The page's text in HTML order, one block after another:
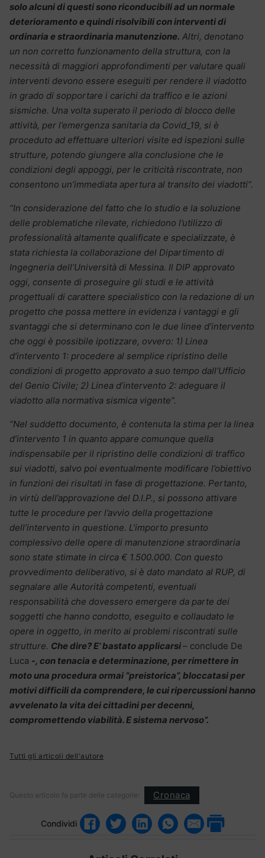
solo alcuni di questi sono riconducibili ad un normale
deterioramento e quindi risolvibili con interventi di
ordinaria e straordinaria manutenzione. Altri, denotano
un non corretto funzionamento della struttura, con la
necessità di maggiori approfondimenti per valutare quali
interventi devono essere eseguiti per rendere il viadotto
in grado di sopportare i carichi da traffico e le azioni
sismiche. Una volta superato il periodo di blocco delle
attività, per l’emergenza sanitaria da Covid_19, si è
proceduto ad effettuare ulteriori visite ed ispezioni sulle
strutture, potendo giungere alla conclusione che le
condizioni degli appoggi, per le criticità riscontrate, non
consentono un’immediata apertura al transito dei viadotti”.
“In considerazione del fatto che lo studio e la soluzione
delle problematiche rilevate, richiedono l’utilizzo di
professionalità altamente qualificate e specializzate, è
stata richiesta la collaborazione del Dipartimento di
Ingegneria dell’Università di Messina. Il DIP approvato
oggi, consente di proseguire gli studi e le attività
progettuali di carattere specialistico con la redazione di un
progetto che possa mettere in evidenza i vantaggi e gli
svantaggi che si determinano con le due linee d’intervento
che oggi è possibile ipotizzare, ovvero: 1) Linea
d’intervento 1: procedere al semplice ripristino delle
condizioni di progetto approvato a suo tempo dall’Ufficio
del Genio Civile; 2) Linea d’intervento 2: adeguare il
viadotto alla normativa sismica vigente”.
“Nel suddetto documento, è contenuta la stima per la linea
d’intervento 1 in quanto appare comunque quella
indispensabile per il ripristino delle condizioni di traffico
sui viadotti, salvo poi eventualmente modificare l’obiettivo
in funzioni dei risultati in fase di progettazione. Pertanto,
in virtù dell’approvazione del D.I.P., si possono attivare
tutte le procedure per l’avvio della progettazione
dell’intervento in questione. L’importo presunto
complessivo delle opere di manutenzione straordinaria
sono state stimate in circa € 1.500.000. Con questo
provvedimento deliberativo, si è dato mandato al RUP, di
segnalare alle Autorità competenti, eventuali
responsabilità che dovessero emergere da parte dei
soggetti che hanno condotto, eseguito e collaudato le
opere in oggetto, in merito ai problemi riscontrati sulle
strutture. Che dire? E’ bastato applicarsi– conclude De
Luca -, con tenacia e determinazione, per rimettere in
moto una procedura ormai “preistorica”, bloccatasi per
motivi difficili da comprendere, le cui ripercussioni hanno
avvelenato la vita dei cittadini per decenni,
compromettendo viabilità. E sistema nervoso”.
Tutti gli articoli dell'autore
Questo articolo fa parte delle categorie: Cronaca
Condividi